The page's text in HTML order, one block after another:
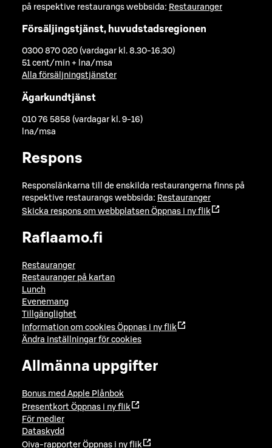
på respektive restaurangs webbsida: Restauranger
Försäljingstjänst, huvudstadsregionen
0300 870 020 (vardagar kl. 8.30-16.30)
51 cent/min + lna/msa
Alla försäljningstjänster
Ägarkundtjänst
010 76 5858 (vardagar kl. 9-16)
lna/msa
Respons
Responslänkarna till de enskilda restaurangerna finns på
respektive restaurangs webbsida: Restauranger
Skicka respons om webbplatsen Öppnas i ny flik
Raflaamo.fi
Restauranger
Restauranger på kartan
Lunch
Evenemang
Tillgänglighet
Information om cookies Öppnas i ny flik
Ändra inställningar för cookies
Allmänna uppgifter
Bonus med Apple Plånbok
Presentkort Öppnas i ny flik
För medier
Dataskydd
Oiva-rapporter Öppnas i ny flik